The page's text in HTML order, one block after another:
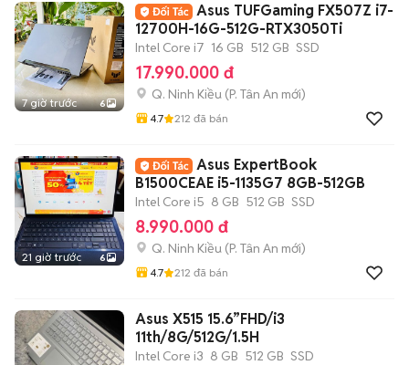
7 giờ trước 6
Asus TUFGaming FX507Z i7-
12700H-16G-512G-RTX3050Ti
Intel Core i7 16 GB 512 GB SSD
17.990.000 đ
Q. Ninh Kiều (P. Tân An mới)
4.7 212 đã bán
21 giờ trước 6
Asus ExpertBook
B1500CEAE i5-1135G7 8GB-512GB
Intel Core i5 8 GB 512 GB SSD
8.990.000 đ
Q. Ninh Kiều (P. Tân An mới)
4.7 212 đã bán
Asus X515 15.6”FHD/i3
11th/8G/512G/1.5H
Intel Core i3 8 GB 512 GB SSD